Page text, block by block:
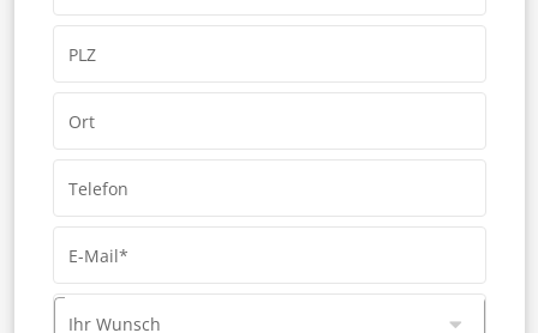
PLZ
Ort
Telefon
E-Mail*
Ihr Wunsch